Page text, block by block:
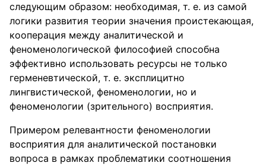
следующим образом: необходимая, т. е. из самой
логики развития теории значения проистекающая,
кооперация между аналитической и
феноменологической философией способна
эффективно использовать ресурсы не только
герменевтической, т. е. эксплицитно
лингвистической, феноменологии, но и
феноменологии (зрительного) восприятия.
Примером релевантности феноменологии
восприятия для аналитической постановки
вопроса в рамках проблематики соотношения